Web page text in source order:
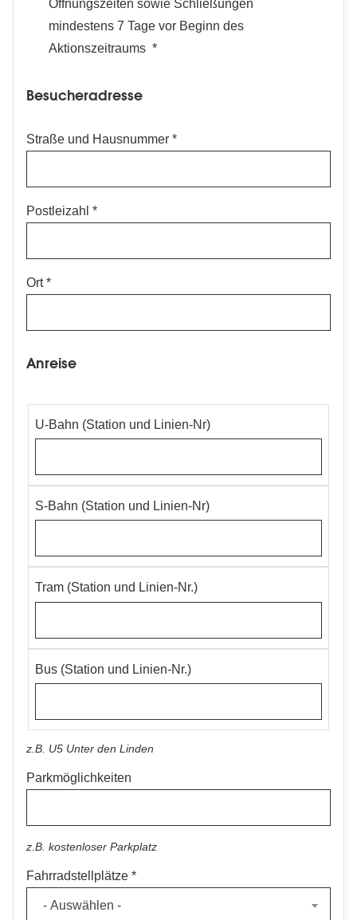
Öffnungszeiten sowie Schließungen
mindestens 7 Tage vor Beginn des
Aktionszeitraums
Besucheradresse
Straße und Hausnummer
Postleizahl
Ort
Anreise
Anreise
mit
ÖPNV
U-Bahn (Station und Linien-Nr)
S-Bahn (Station und Linien-Nr)
Tram (Station und Linien-Nr.)
Bus (Station und Linien-Nr.)
z.B. U5 Unter den Linden
Parkmöglichkeiten
z.B. kostenloser Parkplatz
Fahrradstellplätze
- Auswählen -